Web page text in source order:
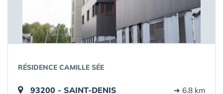
RÉSIDENCE CAMILLE SÉE
93200 - SAINT-DENIS ➔ 6.8 km